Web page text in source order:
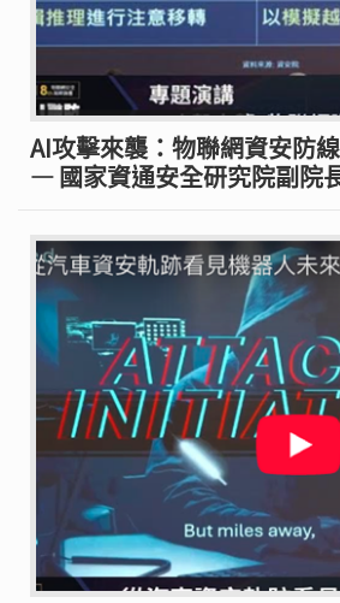
AI攻擊來襲：物聯網資安防
— 國家資通安全研究院副院